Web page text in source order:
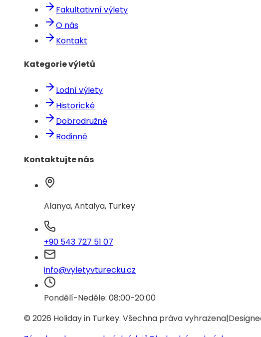
Fakultativní výlety
O nás
Kontakt
Kategorie výletů
Lodní výlety
Historické
Dobrodružné
Rodinné
Kontaktujte nás
Alanya, Antalya, Turkey
+90 543 727 51 07
info@vyletyvturecku.cz
Pondělí-Neděle: 08:00-20:00
© 2026 Holiday in Turkey. Všechna práva vyhrazena|